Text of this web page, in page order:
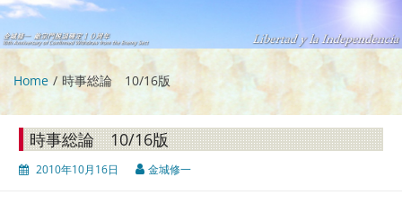
Home 時事総論 10/16版
時事総論 10/16版
2010年10月16日 金城修一